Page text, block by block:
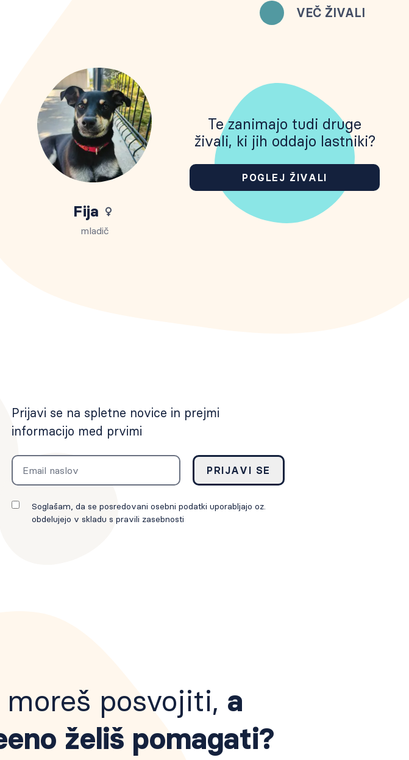
VEČ ŽIVALI
Fija
mladič
Te zanimajo tudi druge
živali, ki jih oddajo lastniki?
POGLEJ ŽIVALI
Prijavi se na spletne novice in prejmi
informacijo med prvimi
Email
PRIJAVI SE
Soglašam, da se posredovani osebni podatki uporabljajo oz.
obdelujejo v skladu s pravili zasebnosti
moreš posvojiti, a
želiš pomagati?